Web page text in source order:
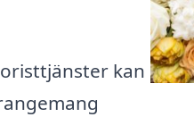
kan